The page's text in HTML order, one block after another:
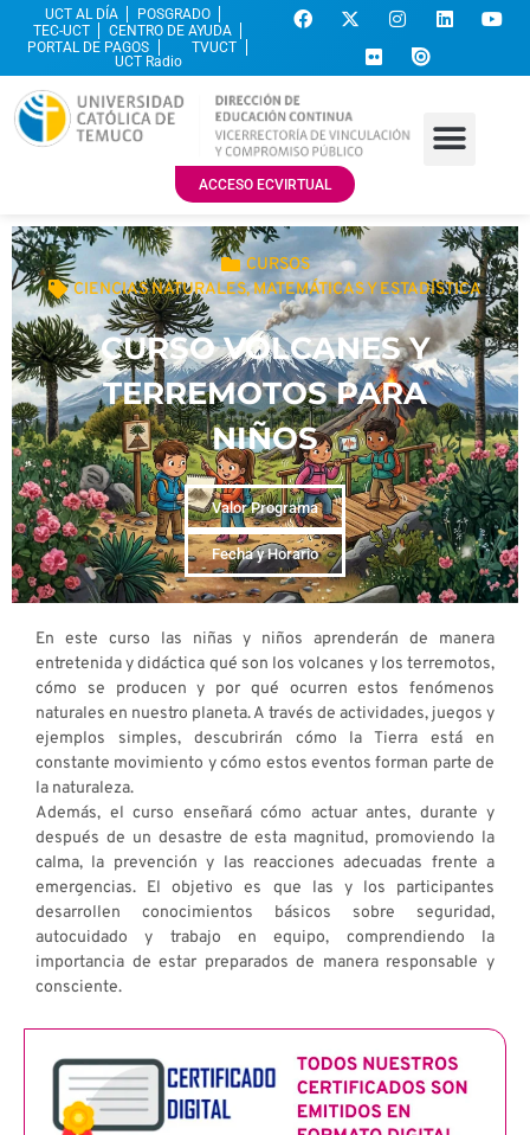
UCT AL DÍA
POSGRADO
TEC-UCT
CENTRO DE AYUDA
PORTAL DE PAGOS
TVUCT
UCT Radio
ACCESO ECVIRTUAL
CURSOS
CIENCIAS NATURALES, MATEMÁTICAS Y ESTADÍSTICA
CURSO VOLCANES Y
TERREMOTOS PARA
NIÑOS
Valor Programa
Fecha y Horario
En este curso las niñas y niños aprenderán de manera
entretenida y didáctica qué son los volcanes y los terremotos,
cómo se producen y por qué ocurren estos fenómenos
naturales en nuestro planeta. A través de actividades, juegos y
ejemplos simples, descubrirán cómo la Tierra está en
constante movimiento y cómo estos eventos forman parte de
la naturaleza.
Además, el curso enseñará cómo actuar antes, durante y
después de un desastre de esta magnitud, promoviendo la
calma, la prevención y las reacciones adecuadas frente a
emergencias. El objetivo es que las y los participantes
desarrollen conocimientos básicos sobre seguridad,
autocuidado y trabajo en equipo, comprendiendo la
importancia de estar preparados de manera responsable y
consciente.